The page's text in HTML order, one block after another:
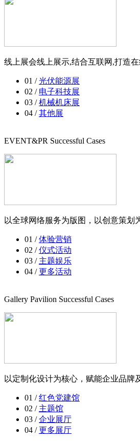
线上展会线上展示,结合互联网,打造
01 /光伏能源展
02 / 电子科技展
03 /机械机床展
04 /其他展
EVENT&PR Successful Cases
以全球网络服务为版图，以创意策划
01 /体验营销
02 /仪式活动
03 / 主题娱乐
04 /更多活动
Gallery Pavilion Successful Cases
以定制化设计为核心，赋能企业品牌
01 /红色党建馆
02 / 主题馆
03 /企业展厅
04 /更多展厅